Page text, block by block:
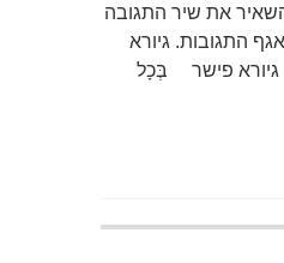
את שיר התגובה
התגובות. גיורא
פישר בְּכָל